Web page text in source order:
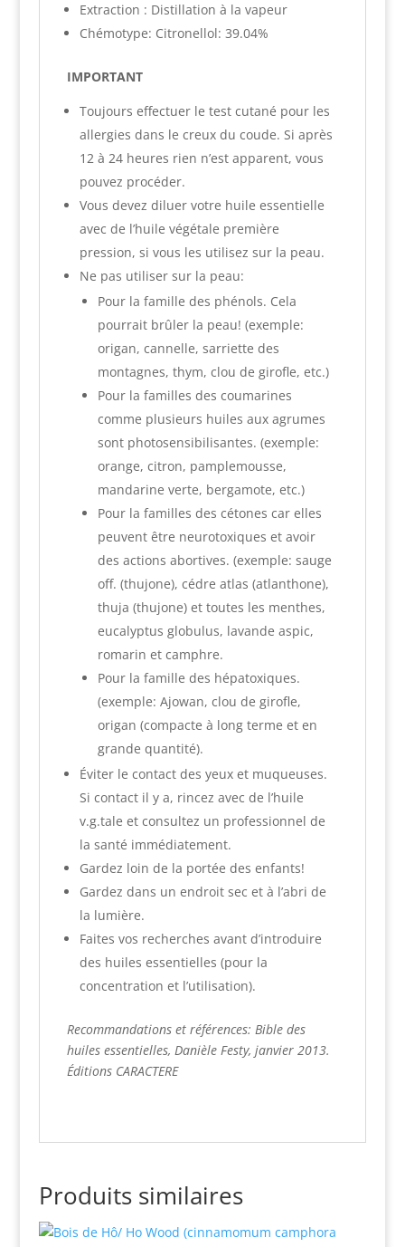
Extraction : Distillation à la vapeur
Chémotype: Citronellol: 39.04%
IMPORTANT
Toujours effectuer le test cutané pour les
allergies dans le creux du coude. Si après
12 à 24 heures rien n’est apparent, vous
pouvez procéder.
Vous devez diluer votre huile essentielle
avec de l’huile végétale première
pression, si vous les utilisez sur la peau.
Ne pas utiliser sur la peau:
Pour la famille des phénols. Cela
pourrait brûler la peau! (exemple:
origan, cannelle, sarriette des
montagnes, thym, clou de girofle, etc.)
Pour la familles des coumarines
comme plusieurs huiles aux agrumes
sont photosensibilisantes. (exemple:
orange, citron, pamplemousse,
mandarine verte, bergamote, etc.)
Pour la familles des cétones car elles
peuvent être neurotoxiques et avoir
des actions abortives. (exemple: sauge
off. (thujone), cédre atlas (atlanthone),
thuja (thujone) et toutes les menthes,
eucalyptus globulus, lavande aspic,
romarin et camphre.
Pour la famille des hépatoxiques.
(exemple: Ajowan, clou de girofle,
origan (compacte à long terme et en
grande quantité).
Éviter le contact des yeux et muqueuses.
Si contact il y a, rincez avec de l’huile
v.g.tale et consultez un professionnel de
la santé immédiatement.
Gardez loin de la portée des enfants!
Gardez dans un endroit sec et à l’abri de
la lumière.
Faites vos recherches avant d’introduire
des huiles essentielles (pour la
concentration et l’utilisation).
Recommandations et références: Bible des
huiles essentielles, Danièle Festy, janvier 2013.
Éditions CARACTERE
Produits similaires